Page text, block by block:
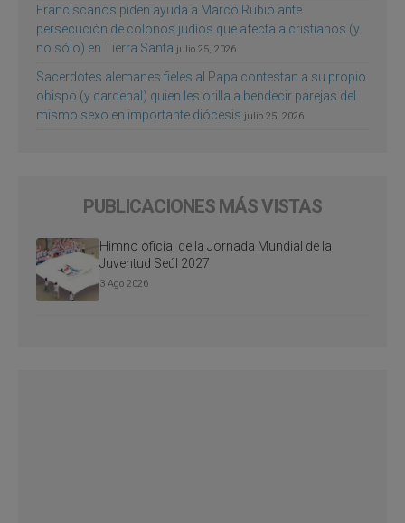
Franciscanos piden ayuda a Marco Rubio ante
persecución de colonos judíos que afecta a cristianos (y
no sólo) en Tierra Santa julio 25, 2026
Sacerdotes alemanes fieles al Papa contestan a su propio
obispo (y cardenal) quien les orilla a bendecir parejas del
mismo sexo en importante diócesis julio 25, 2026
PUBLICACIONES MÁS VISTAS
Himno oficial de la Jornada Mundial de la
Juventud Seúl 2027
3 Ago 2026